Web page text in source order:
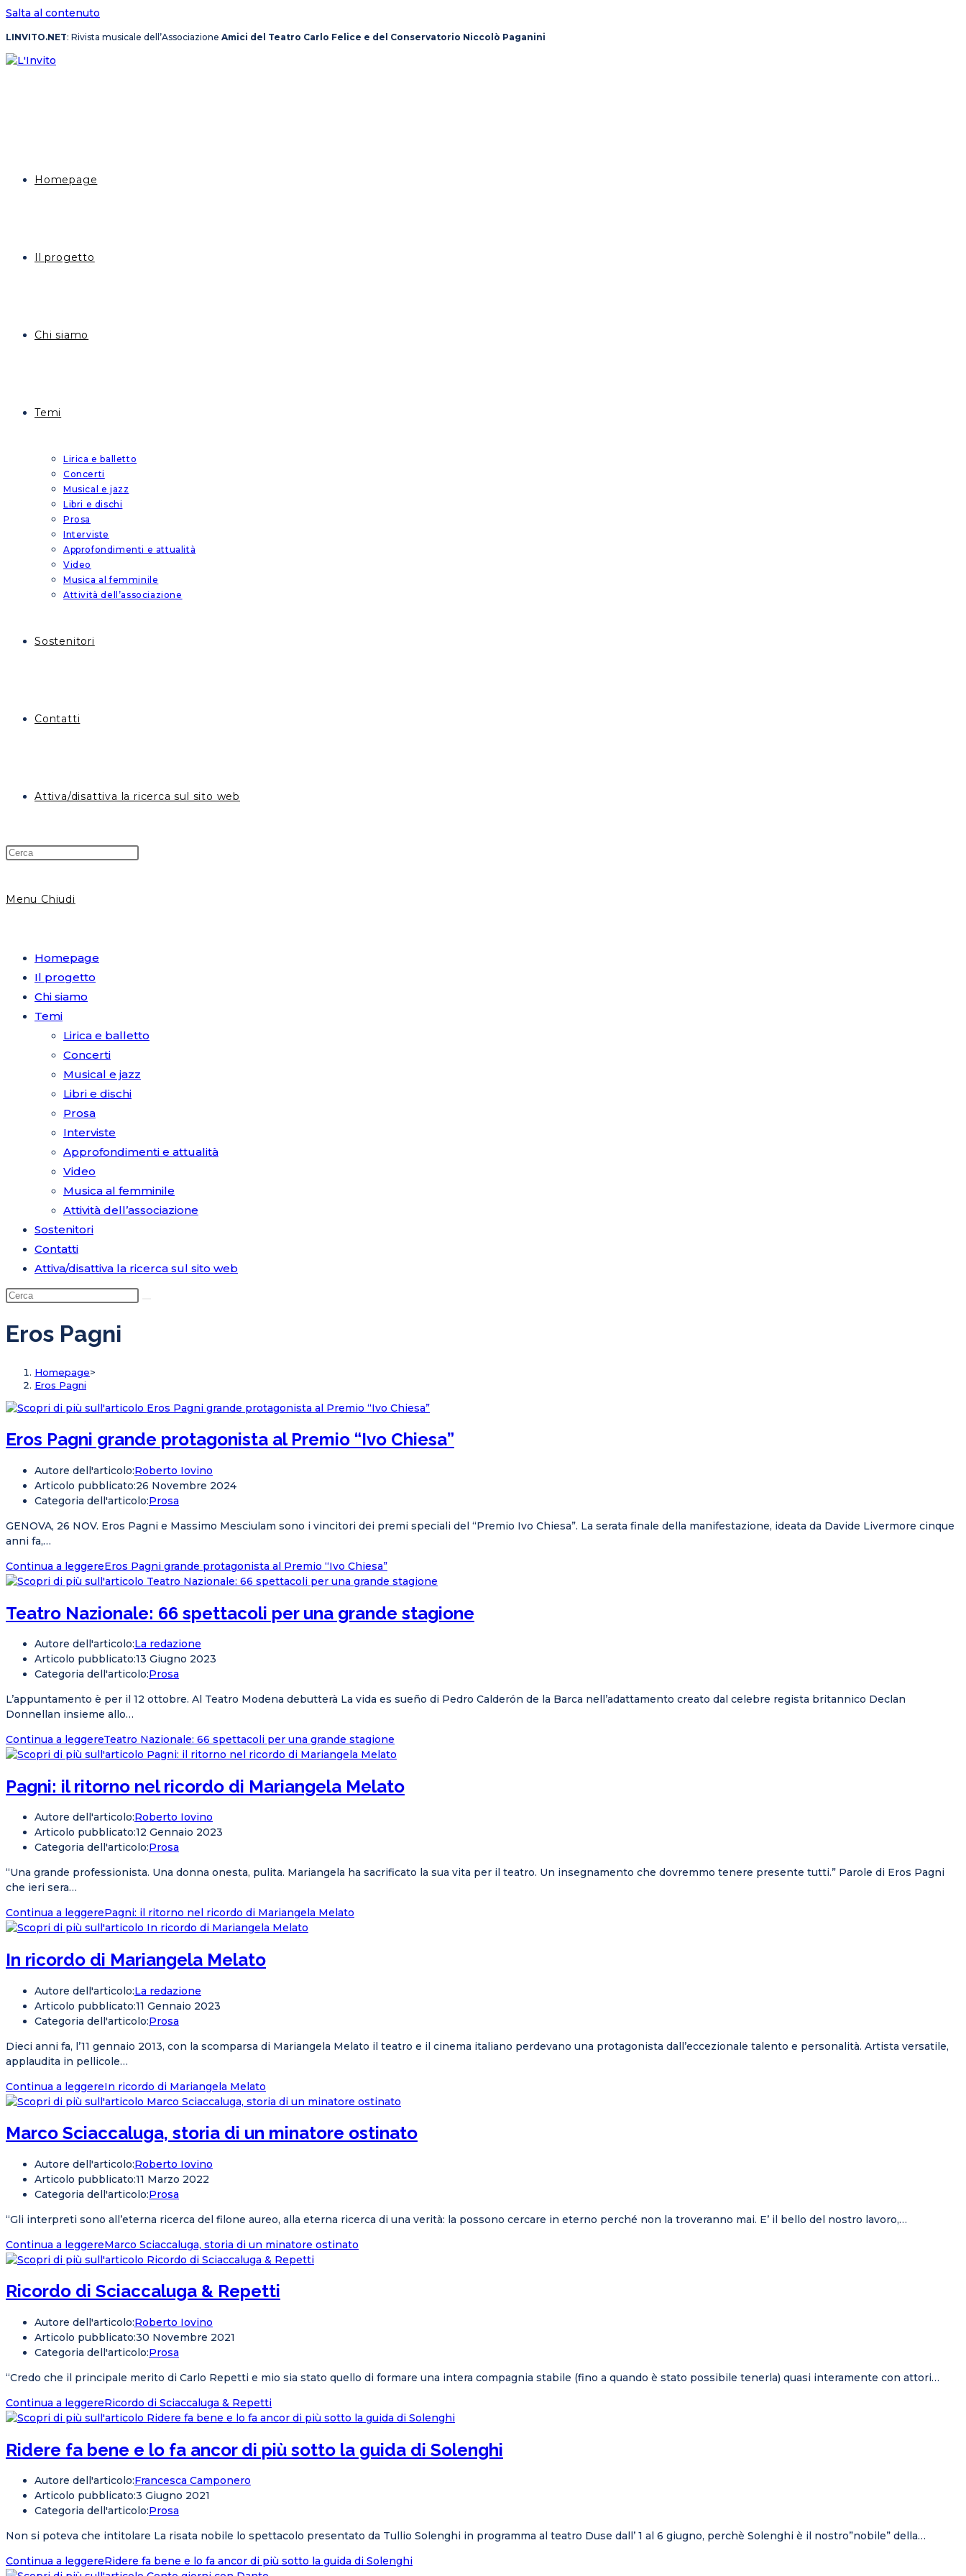
Salta al contenuto
LINVITO.NET: Rivista musicale dell’Associazione Amici del Teatro Carlo Felice e del Conservatorio Niccolò Paganini
Homepage
Il progetto
Chi siamo
Temi
Lirica e balletto
Concerti
Musical e jazz
Libri e dischi
Prosa
Interviste
Approfondimenti e attualità
Video
Musica al femminile
Attività dell’associazione
Sostenitori
Contatti
Attiva/disattiva la ricerca sul sito web
Menu Chiudi
Homepage
Il progetto
Chi siamo
Temi
Lirica e balletto
Concerti
Musical e jazz
Libri e dischi
Prosa
Interviste
Approfondimenti e attualità
Video
Musica al femminile
Attività dell’associazione
Sostenitori
Contatti
Attiva/disattiva la ricerca sul sito web
Eros Pagni
Homepage>
Eros Pagni
Eros Pagni grande protagonista al Premio “Ivo Chiesa”
Autore dell'articolo:Roberto Iovino
Articolo pubblicato:26 Novembre 2024
Categoria dell'articolo:Prosa
GENOVA, 26 NOV. Eros Pagni e Massimo Mesciulam sono i vincitori dei premi speciali del “Premio Ivo Chiesa”. La serata finale della manifestazione, ideata da Davide Livermore cinque
anni fa,…
Continua a leggereEros Pagni grande protagonista al Premio “Ivo Chiesa”
Teatro Nazionale: 66 spettacoli per una grande stagione
Autore dell'articolo:La redazione
Articolo pubblicato:13 Giugno 2023
Categoria dell'articolo:Prosa
L’appuntamento è per il 12 ottobre. Al Teatro Modena debutterà La vida es sueño di Pedro Calderón de la Barca nell’adattamento creato dal celebre regista britannico Declan
Donnellan insieme allo…
Continua a leggereTeatro Nazionale: 66 spettacoli per una grande stagione
Pagni: il ritorno nel ricordo di Mariangela Melato
Autore dell'articolo:Roberto Iovino
Articolo pubblicato:12 Gennaio 2023
Categoria dell'articolo:Prosa
“Una grande professionista. Una donna onesta, pulita. Mariangela ha sacrificato la sua vita per il teatro. Un insegnamento che dovremmo tenere presente tutti.” Parole di Eros Pagni
che ieri sera…
Continua a leggerePagni: il ritorno nel ricordo di Mariangela Melato
In ricordo di Mariangela Melato
Autore dell'articolo:La redazione
Articolo pubblicato:11 Gennaio 2023
Categoria dell'articolo:Prosa
Dieci anni fa, l’11 gennaio 2013, con la scomparsa di Mariangela Melato il teatro e il cinema italiano perdevano una protagonista dall’eccezionale talento e personalità. Artista versatile,
applaudita in pellicole…
Continua a leggereIn ricordo di Mariangela Melato
Marco Sciaccaluga, storia di un minatore ostinato
Autore dell'articolo:Roberto Iovino
Articolo pubblicato:11 Marzo 2022
Categoria dell'articolo:Prosa
“Gli interpreti sono all’eterna ricerca del filone aureo, alla eterna ricerca di una verità: la possono cercare in eterno perché non la troveranno mai. E’ il bello del nostro lavoro,…
Continua a leggereMarco Sciaccaluga, storia di un minatore ostinato
Ricordo di Sciaccaluga & Repetti
Autore dell'articolo:Roberto Iovino
Articolo pubblicato:30 Novembre 2021
Categoria dell'articolo:Prosa
“Credo che il principale merito di Carlo Repetti e mio sia stato quello di formare una intera compagnia stabile (fino a quando è stato possibile tenerla) quasi interamente con attori…
Continua a leggereRicordo di Sciaccaluga & Repetti
Ridere fa bene e lo fa ancor di più sotto la guida di Solenghi
Autore dell'articolo:Francesca Camponero
Articolo pubblicato:3 Giugno 2021
Categoria dell'articolo:Prosa
Non si poteva che intitolare La risata nobile lo spettacolo presentato da Tullio Solenghi in programma al teatro Duse dall’ 1 al 6 giugno, perchè Solenghi è il nostro”nobile” della…
Continua a leggereRidere fa bene e lo fa ancor di più sotto la guida di Solenghi